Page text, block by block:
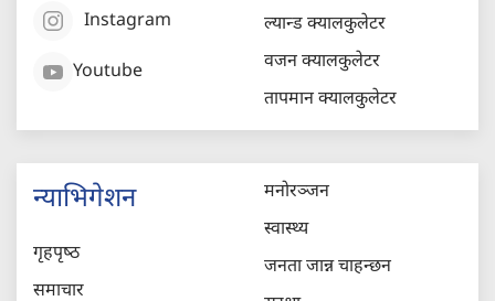
Instagram
Youtube
ल्यान्ड क्यालकुलेटर
वजन क्यालकुलेटर
तापमान क्यालकुलेटर
न्याभिगेशन
गृहपृष्‍ठ
समाचार
मनोरञ्जन
स्वास्थ्य
जनता जान्न चाहन्छन